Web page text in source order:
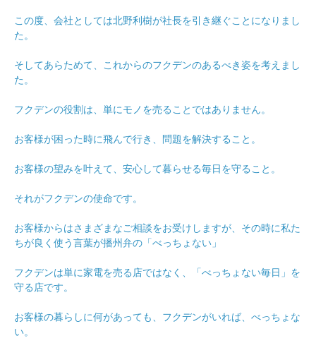
この度、会社としては北野利樹が社長を引き継ぐことになりまし
た。
そしてあらためて、これからのフクデンのあるべき姿を考えまし
た。
フクデンの役割は、単にモノを売ることではありません。
お客様が困った時に飛んで行き、問題を解決すること。
お客様の望みを叶えて、安心して暮らせる毎日を守ること。
それがフクデンの使命です。
お客様からはさまざまなご相談をお受けしますが、その時に私た
ちが良く使う言葉が播州弁の「べっちょない」
フクデンは単に家電を売る店ではなく、「べっちょない毎日」を
守る店です。
お客様の暮らしに何があっても、フクデンがいれば、べっちょな
い。